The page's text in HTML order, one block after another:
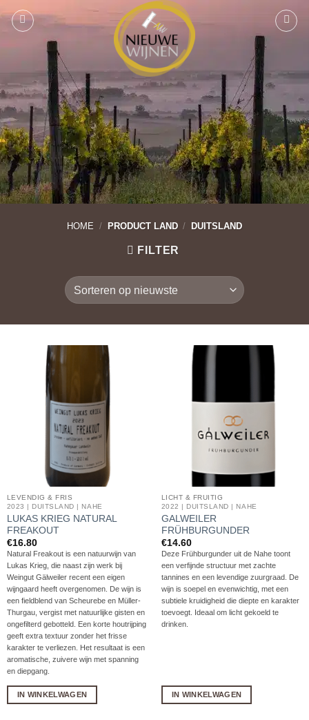
naar
HOME / PRODUCT LAND / DUITSLAND
FILTER
LEVENDIG & FRIS
2023 | DUITSLAND | NAHE
LUKAS KRIEG NATURAL
FREAKOUT
€16.80
Natural Freakout is een natuurwijn van
Lukas Krieg, die naast zijn werk bij
Weingut Gälweiler recent een eigen
wijngaard heeft overgenomen. De wijn is
een fieldblend van Scheurebe en Müller-
Thurgau, vergist met natuurlijke gisten en
ongefilterd gebotteld. Een korte houtrijping
geeft extra textuur zonder het frisse
karakter te verliezen. Het resultaat is een
aromatische, zuivere wijn met spanning
en diepgang.
IN WINKELWAGEN
LICHT & FRUITIG
2022 | DUITSLAND | NAHE
GALWEILER
FRÜHBURGUNDER
€14.60
Deze Frühburgunder uit de Nahe toont
een verfijnde structuur met zachte
tannines en een levendige zuurgraad. De
wijn is soepel en evenwichtig, met een
subtiele kruidigheid die diepte en karakter
toevoegt. Ideaal om licht gekoeld te
drinken.
IN WINKELWAGEN